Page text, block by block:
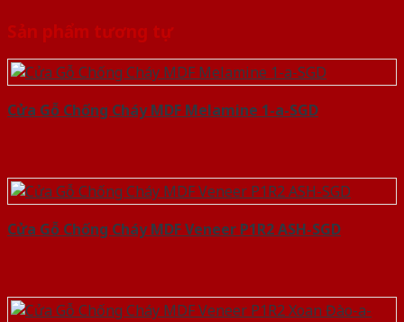
Sản phẩm tương tự
Cửa Gỗ Chống Cháy MDF Melamine 1-a-SGD
Cửa Gỗ Chống Cháy MDF Veneer P1R2 ASH-SGD